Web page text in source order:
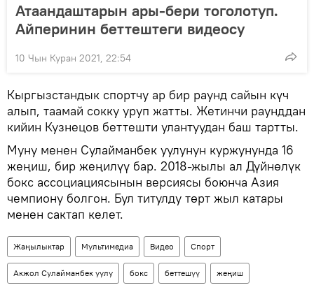
Атаандаштарын ары-бери тоголотуп.
Айперинин беттештеги видеосу
10 Чын Куран 2021, 22:54
Кыргызстандык спортчу ар бир раунд сайын күч
алып, таамай сокку уруп жатты. Жетинчи раунддан
кийин Кузнецов беттешти улантуудан баш тартты.
Муну менен Сулайманбек уулунун куржунунда 16
жеңиш, бир жеңилүү бар. 2018-жылы ал Дүйнөлүк
бокс ассоциациясынын версиясы боюнча Азия
чемпиону болгон. Бул титулду төрт жыл катары
менен сактап келет.
Жаңылыктар Мультимедиа Видео Спорт
Акжол Сулайманбек уулу бокс беттешүү жеңиш